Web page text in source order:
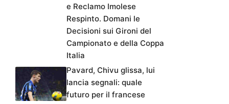
e Reclamo Imolese
Respinto. Domani le
Decisioni sui Gironi del
Campionato e della Coppa
Italia
Pavard, Chivu glissa, lui
lancia segnali: quale
futuro per il francese